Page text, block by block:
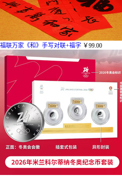
福联万家《和》手写对联+福字 ￥99.00